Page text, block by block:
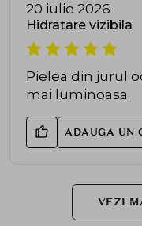
20 iulie 2026
Hidratare vizibila
Pielea din jurul
mai luminoasa.
ADAUGA UN
VEZI